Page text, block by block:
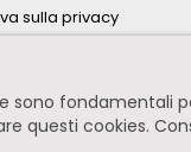
sulla privacy
sono fondamentali
questi cookies.